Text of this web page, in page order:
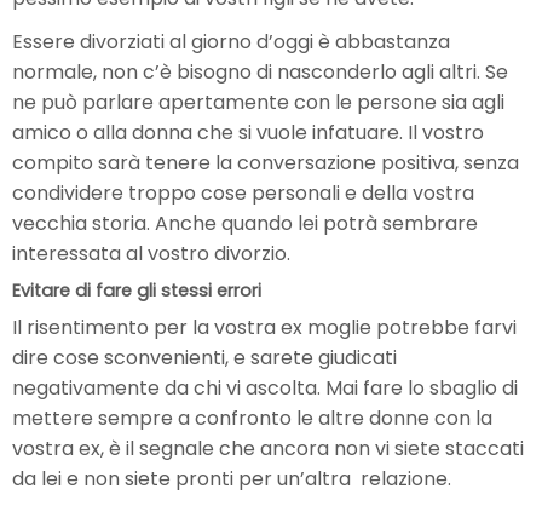
Essere divorziati al giorno d’oggi è abbastanza
normale, non c’è bisogno di nasconderlo agli altri. Se
ne può parlare apertamente con le persone sia agli
amico o alla donna che si vuole infatuare. Il vostro
compito sarà tenere la conversazione positiva, senza
condividere troppo cose personali e della vostra
vecchia storia. Anche quando lei potrà sembrare
interessata al vostro divorzio.
Evitare di fare gli stessi errori
Il risentimento per la vostra ex moglie potrebbe farvi
dire cose sconvenienti, e sarete giudicati
negativamente da chi vi ascolta. Mai fare lo sbaglio di
mettere sempre a confronto le altre donne con la
vostra ex, è il segnale che ancora non vi siete staccati
da lei e non siete pronti per un’altra relazione.